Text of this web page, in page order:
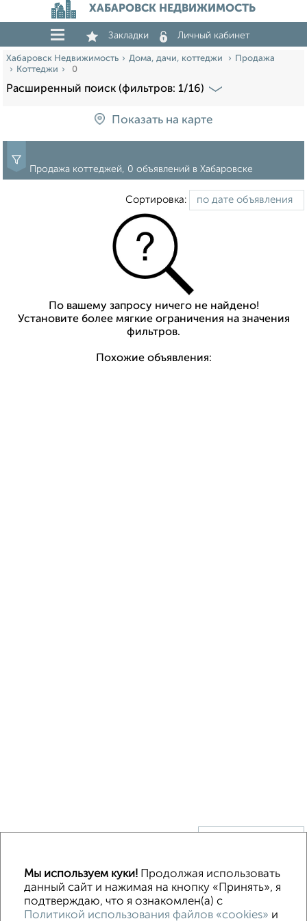
ХАБАРОВСК НЕДВИЖИМОСТЬ
Закладки Личный кабинет
Хабаровск Недвижимость Дома, дачи, коттеджи
Продажа
Коттеджи
0
Расширенный поиск (фильтров: 1/16)
Показать на карте
Продажа коттеджей, 0 объявлений в Хабаровске
Сортировка:
По вашему запросу ничего не найдено!
Установите более мягкие ограничения на значения
фильтров.
Похожие объявления:
Без посредников В деревне Каркасный
Деревянный
Готовый дом Под ключ Загородный
Мы используем куки!Продолжая использовать
данный сайт и нажимая на кнопку «Принять», я
подтверждаю, что я ознакомлен(а) с
Политикой использования файлов «cookies» и